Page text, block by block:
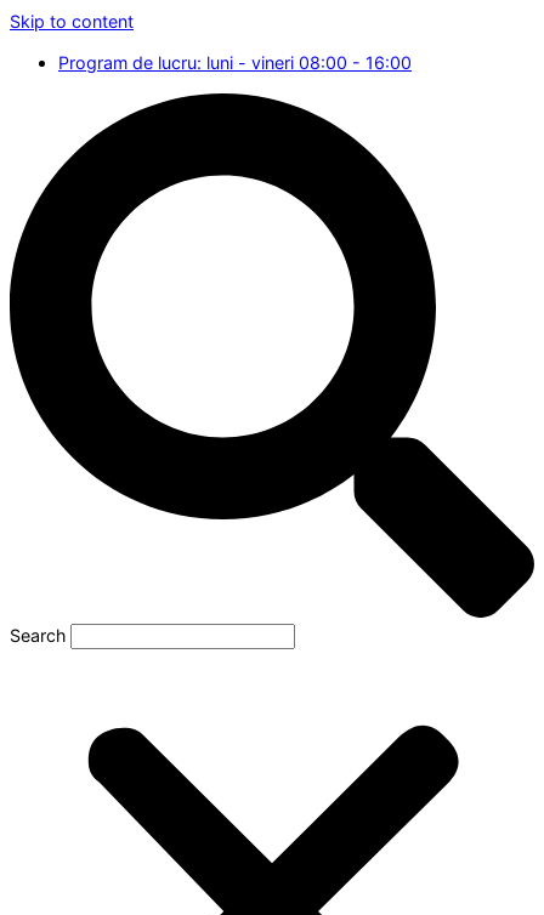
Skip to content
Program de lucru: luni - vineri 08:00 - 16:00
Search